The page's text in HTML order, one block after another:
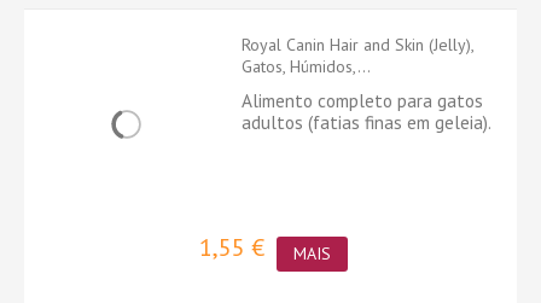
Royal Canin Hair and Skin (Jelly),
Gatos, Húmidos,...
Alimento completo para gatos
adultos (fatias finas em geleia).
1,55 € MAIS